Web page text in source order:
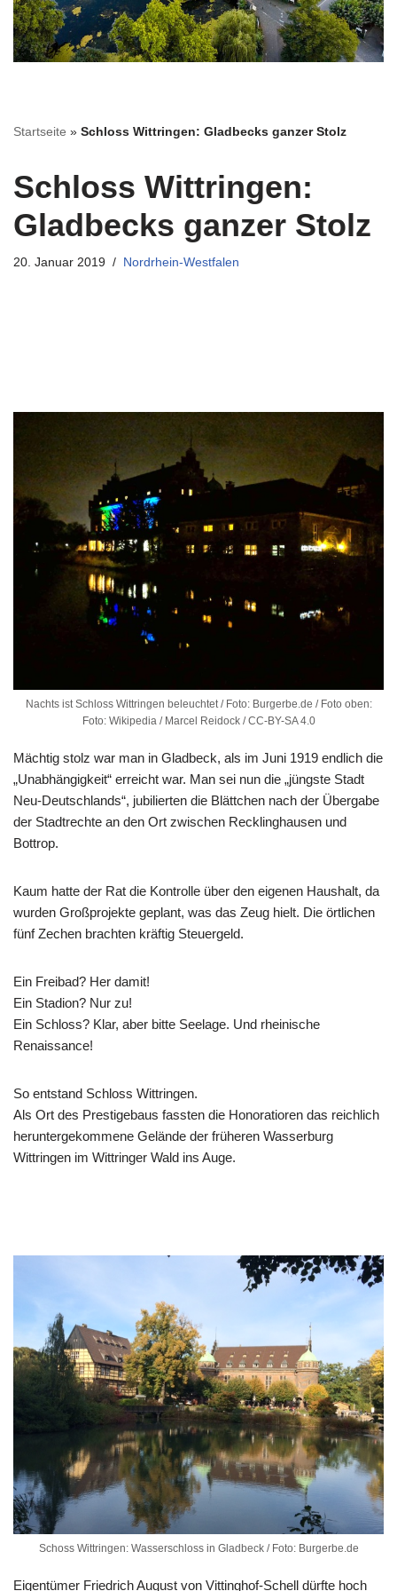
Startseite » Schloss Wittringen: Gladbecks ganzer Stolz
Schloss Wittringen:
Gladbecks ganzer Stolz
20. Januar 2019 Nordrhein-Westfalen
Nachts ist Schloss Wittringen beleuchtet / Foto: Burgerbe.de / Foto oben:
Foto: Wikipedia / Marcel Reidock / CC-BY-SA 4.0
Mächtig stolz war man in Gladbeck, als im Juni 1919 endlich die
„Unabhängigkeit“ erreicht war. Man sei nun die „jüngste Stadt
Neu-Deutschlands“, jubilierten die Blättchen nach der Übergabe
der Stadtrechte an den Ort zwischen Recklinghausen und
Bottrop.
Kaum hatte der Rat die Kontrolle über den eigenen Haushalt, da
wurden Großprojekte geplant, was das Zeug hielt. Die örtlichen
fünf Zechen brachten kräftig Steuergeld.
Ein Freibad? Her damit!
Ein Stadion? Nur zu!
Ein Schloss? Klar, aber bitte Seelage. Und rheinische
Renaissance!
So entstand Schloss Wittringen.
Als Ort des Prestigebaus fassten die Honoratioren das reichlich
heruntergekommene Gelände der früheren Wasserburg
Wittringen im Wittringer Wald ins Auge.
Schoss Wittringen: Wasserschloss in Gladbeck / Foto: Burgerbe.de
Eigentümer Friedrich August von Vittinghof-Schell dürfte hoch